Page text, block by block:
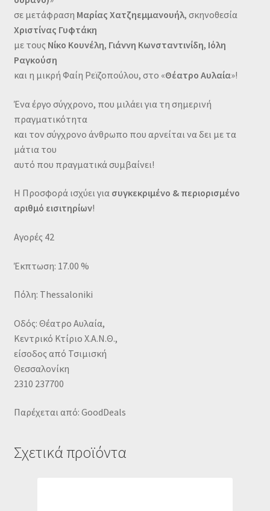
σε μετάφραση Μαρίας Χατζηεμμανουήλ, σκηνοθεσία
Χριστίνας Γυφτάκη
με τους Νίκο Κουνέλη, Γιάννη Κωνσταντινίδη, Ιόλη
Ραγκούση
και η μικρή Φαίη Ρεϊζοπούλου, στο «Θέατρο Αυλαία»!
Ένα έργο σύγχρονο, που μιλάει για τη σημερινή
πραγματικότητα
και τον σύγχρονο άνθρωπο που αρνείται να δει με τα
μάτια του
αυτό που πραγματικά συμβαίνει!
Η Προσφορά ισχύει για συγκεκριμένο & περιορισμένο
αριθμό εισιτηρίων!
Αγορές 42
Έκπτωση: 17.00 %
Πόλη: Thessaloniki
Οδός: Θέατρο Αυλαία,
Κεντρικό Κτίριο Χ.Α.Ν.Θ.,
είσοδος από Τσιμισκή
Θεσσαλονίκη
2310 237700
Παρέχεται από: GoodDeals
Σχετικά προϊόντα